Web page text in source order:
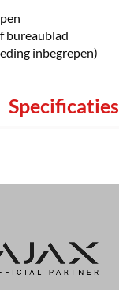
bureaublad
inbegrepen)
Specificaties